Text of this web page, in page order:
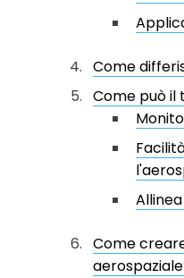
Come
Come può il
Come